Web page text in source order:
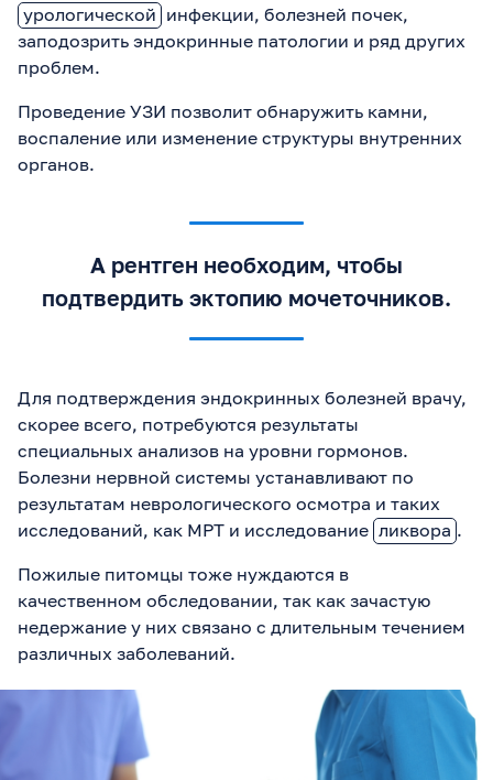
урологической инфекции, болезней почек,
заподозрить эндокринные патологии и ряд других
проблем.
Проведение УЗИ позволит обнаружить камни,
воспаление или изменение структуры внутренних
органов.
А рентген необходим, чтобы
подтвердить эктопию мочеточников.
Для подтверждения эндокринных болезней врачу,
скорее всего, потребуются результаты
специальных анализов на уровни гормонов.
Болезни нервной системы устанавливают по
результатам неврологического осмотра и таких
исследований, как МРТ и исследование ликвора .
Пожилые питомцы тоже нуждаются в
качественном обследовании, так как зачастую
недержание у них связано с длительным течением
различных заболеваний.